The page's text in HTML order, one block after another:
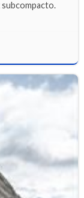
subcompacto.